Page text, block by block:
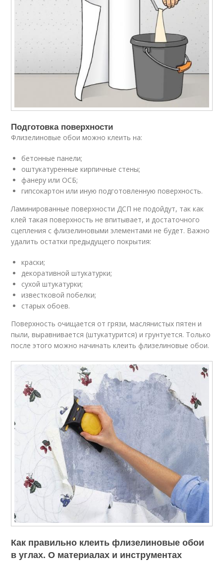
Подготовка поверхности
Флизелиновые обои можно клеить на:
бетонные панели;
оштукатуренные кирпичные стены;
фанеру или ОСБ;
гипсокартон или иную подготовленную поверхность.
Ламинированные поверхности ДСП не подойдут, так как
клей такая поверхность не впитывает, и достаточного
сцепления с флизелиновыми элементами не будет. Важно
удалить остатки предыдущего покрытия:
краски;
декоративной штукатурки;
сухой штукатурки;
известковой побелки;
старых обоев.
Поверхность очищается от грязи, маслянистых пятен и
пыли, выравнивается (штукатурится) и грунтуется. Только
после этого можно начинать клеить флизелиновые обои.
Как правильно клеить флизелиновые обои
в углах. О материалах и инструментах